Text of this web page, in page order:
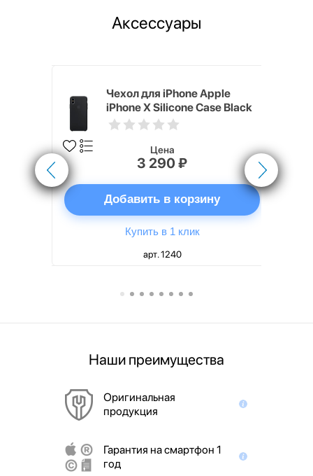
Аксессуары
Чехол для iPhone Apple
iPhone X Silicone Case Black
Цена
3 290 ₽
Добавить в корзину
Купить в 1 клик
арт. 1240
Наши преимущества
Оригинальная
продукция
Гарантия на смартфон 1
год